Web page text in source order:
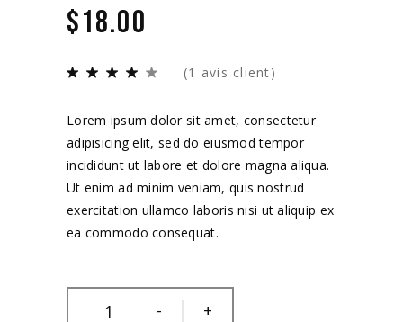
$18.00
(1 avis client)
Lorem ipsum dolor sit amet, consectetur
adipisicing elit, sed do eiusmod tempor
incididunt ut labore et dolore magna aliqua.
Ut enim ad minim veniam, quis nostrud
exercitation ullamco laboris nisi ut aliquip ex
ea commodo consequat.
- +